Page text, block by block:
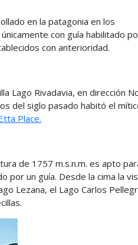
en la patagonia en los
con guía habilitado
con anterioridad.
Lago Rivadavia, en dirección
del siglo pasado habitó el
Place.
de 1757 m.s.n.m. es apto
por un guía. Desde la cima la
Lezana, el Lago Carlos